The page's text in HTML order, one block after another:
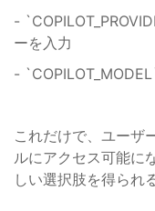
-
ーを入力
-
これだけで、ユーザ
ルにアクセス可能に
しい選択肢を得られ